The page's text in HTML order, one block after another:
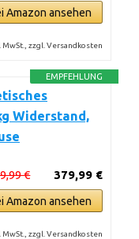
Amazon ansehen
MwSt., zzgl. Versandkosten
EMPFEHLUNG
Widerstand,
379,99 €
€
Amazon ansehen
MwSt., zzgl. Versandkosten